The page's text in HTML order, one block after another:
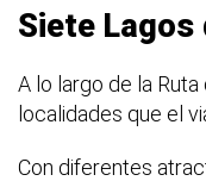
Siete Lagos
A lo largo de la
localidades que el
Con diferentes